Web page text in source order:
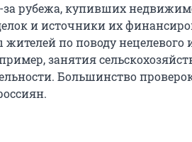
за рубежа, купивших
и источники их
по поводу нецелевого
занятия
Большинство